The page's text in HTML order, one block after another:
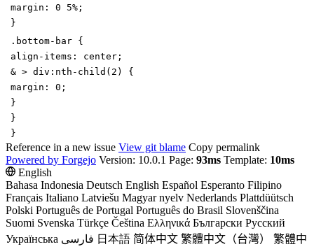
margin : 0 5% ;
}
. bottom-bar {
align-items : center ;
& > div : nth-child ( 2 )
{
margin : 0 ;
}
}
}
Reference in a new issue View git blame Copy permalink
Powered by Forgejo Version: 10.0.1 Page: 93ms Template: 10ms
English
Bahasa Indonesia Deutsch English Español Esperanto Filipino
Français Italiano Latviešu Magyar nyelv Nederlands Plattdüütsch
Polski Português de Portugal Português do Brasil Slovenščina
Suomi Svenska Türkçe Čeština Ελληνικά Български Русский
Українська فارسی 日本語 简体中文 繁體中文（台灣） 繁體中